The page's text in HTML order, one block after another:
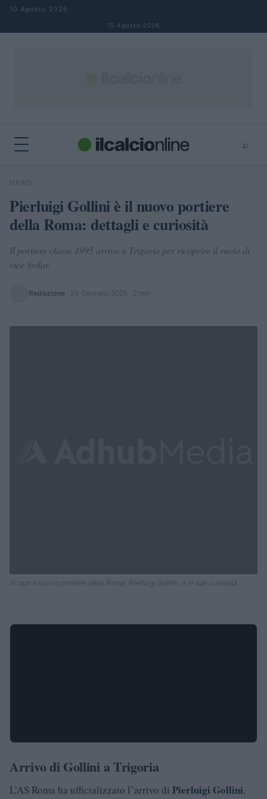
Salta al contenuto
10 Agosto 2026
10 Agosto 2026
⌕
Cerca
NEWS
Pierluigi Gollini è il nuovo portiere
della Roma: dettagli e curiosità
Il portiere classe 1995 arriva a Trigoria per ricoprire il ruolo di
vice Svilar.
Redazione 24 Gennaio 2025 · 2 min
Scopri il nuovo portiere della Roma, Pierluigi Gollini, e le sue curiosità.
Arrivo di Gollini a Trigoria
L’AS Roma ha ufficializzato l’arrivo di Pierluigi Gollini,